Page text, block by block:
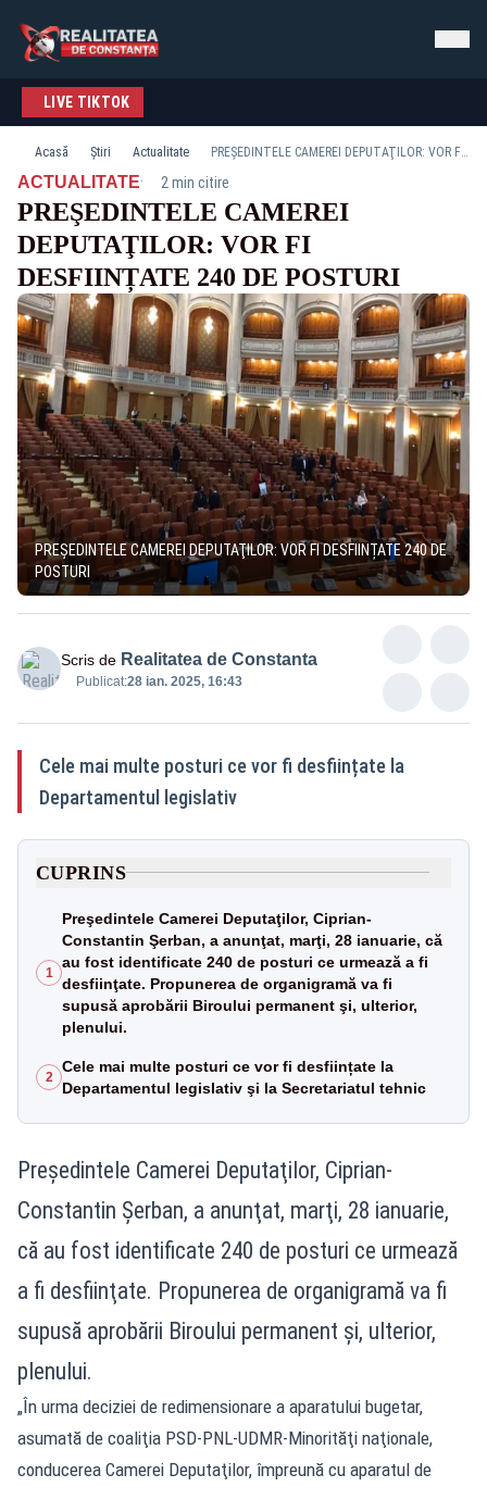
LIVE TIKTOK
Acasă Știri Actualitate PREŞEDINTELE CAMEREI DEPUTAŢILOR: VOR FI DESFIINȚATE 240 DE POSTURI
ACTUALITATE· 2 min citire
PREŞEDINTELE CAMEREI
DEPUTAŢILOR: VOR FI
DESFIINȚATE 240 DE POSTURI
PREŞEDINTELE CAMEREI DEPUTAŢILOR: VOR FI DESFIINȚATE 240 DE
POSTURI
Scris de Realitatea de Constanta
Publicat:28 ian. 2025, 16:43
Cele mai multe posturi ce vor fi desființate la
Departamentul legislativ
CUPRINS
1
Preşedintele Camerei Deputaţilor, Ciprian-
Constantin Şerban, a anunţat, marţi, 28 ianuarie, că
au fost identificate 240 de posturi ce urmează a fi
desfiinţate. Propunerea de organigramă va fi
supusă aprobării Biroului permanent şi, ulterior,
plenului.
2
Cele mai multe posturi ce vor fi desființate la
Departamentul legislativ şi la Secretariatul tehnic
Preşedintele Camerei Deputaţilor, Ciprian-
Constantin Şerban, a anunţat, marţi, 28 ianuarie,
că au fost identificate 240 de posturi ce urmează
a fi desfiinţate. Propunerea de organigramă va fi
supusă aprobării Biroului permanent şi, ulterior,
plenului.
„În urma deciziei de redimensionare a aparatului bugetar,
asumată de coaliţia PSD-PNL-UDMR-Minorităţi naţionale,
conducerea Camerei Deputaţilor, împreună cu aparatul de